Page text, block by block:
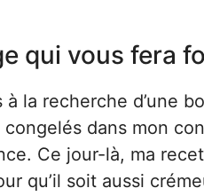
qui vous fera
à la recherche d’une
dans mon
Ce jour-là, ma
qu’il soit aussi